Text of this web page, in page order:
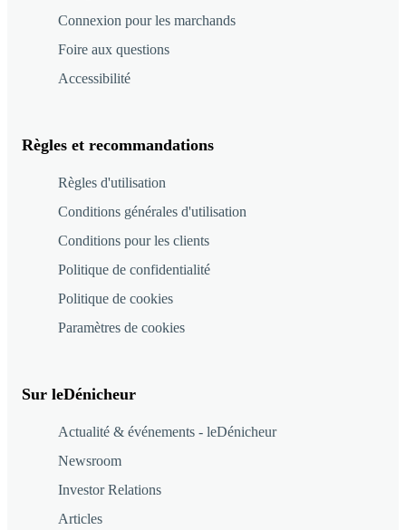
Connexion pour les marchands
Foire aux questions
Accessibilité
Règles et recommandations
Règles d'utilisation
Conditions générales d'utilisation
Conditions pour les clients
Politique de confidentialité
Politique de cookies
Paramètres de cookies
Sur leDénicheur
Actualité & événements - leDénicheur
Newsroom
Investor Relations
Articles